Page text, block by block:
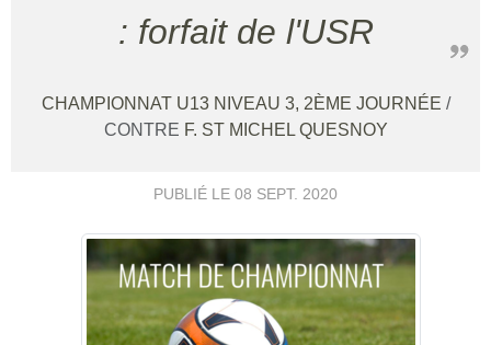
: forfait de l'USR
CHAMPIONNAT U13 NIVEAU 3, 2ÈME JOURNÉE /
CONTRE F. ST MICHEL QUESNOY
PUBLIÉ LE 08 SEPT. 2020